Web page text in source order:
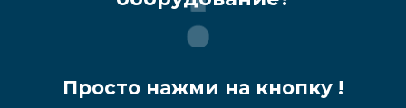
Просто нажми на кнопку !